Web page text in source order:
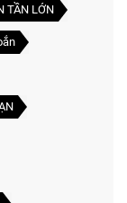
TẦN LỚN